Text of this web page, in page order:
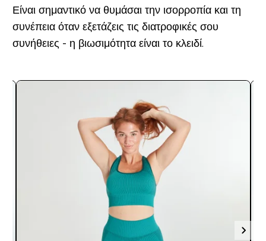
Είναι σημαντικό να θυμάσαι την ισορροπία και τη
συνέπεια όταν εξετάζεις τις διατροφικές σου
συνήθειες - η βιωσιμότητα είναι το κλειδί.